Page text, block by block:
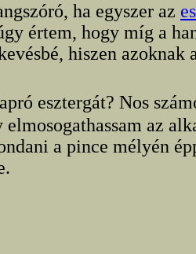
ha egyszer az
értem, hogy míg a
hiszen azoknak
esztergát? Nos
az
a pince mélyén